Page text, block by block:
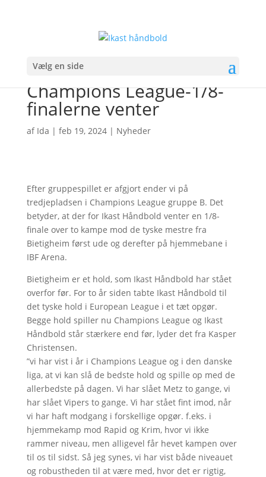
Vælg en side
Champions League-1/8-
finalerne venter
af Ida | feb 19, 2024| Nyheder
Efter gruppespillet er afgjort ender vi på
tredjepladsen i Champions League gruppe B. Det
betyder, at der for Ikast Håndbold venter en 1/8-
finale over to kampe mod de tyske mestre fra
Bietigheim først ude og derefter på hjemmebane i
IBF Arena.
Bietigheim er et hold, som Ikast Håndbold har stået
overfor før. For to år siden tabte Ikast Håndbold til
det tyske hold i European League i et tæt opgør.
Begge hold spiller nu Champions League og Ikast
Håndbold står stærkere end før, lyder det fra Kasper
Christensen.
”vi har vist i år i Champions League og i den danske
liga, at vi kan slå de bedste hold og spille op med de
allerbedste på dagen. Vi har slået Metz to gange, vi
har slået Vipers to gange. Vi har stået fint imod, når
vi har haft modgang i forskellige opgør. f.eks. i
hjemmekamp mod Rapid og Krim, hvor vi ikke
rammer niveau, men alligevel får hevet kampen over
til os til sidst. Så jeg synes, vi har vist både niveauet
og robustheden til at være med, hvor det er rigtig,